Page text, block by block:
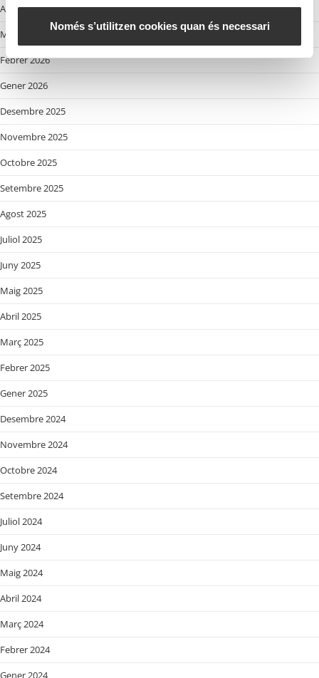
e
Només s’utilitzen cookies quan és necessari
Abril 2026
Març 2026
Febrer 2026
Gener 2026
Desembre 2025
Novembre 2025
Octobre 2025
Setembre 2025
Agost 2025
Juliol 2025
Juny 2025
Maig 2025
Abril 2025
Març 2025
Febrer 2025
Gener 2025
Desembre 2024
Novembre 2024
Octobre 2024
Setembre 2024
Juliol 2024
Juny 2024
Maig 2024
Abril 2024
Març 2024
Febrer 2024
Gener 2024